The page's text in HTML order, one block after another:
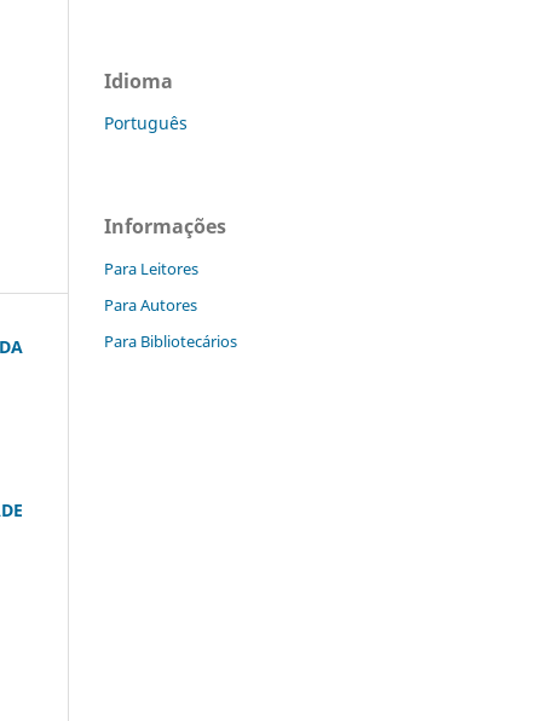
Idioma
Português
Informações
Para Leitores
Para Autores
Para Bibliotecários